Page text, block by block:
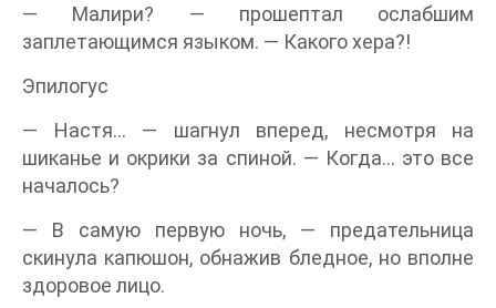
— Малири? — прошептал ослабшим
заплетающимся языком. — Какого хера?!
Эпилогус
— Настя… — шагнул вперед, несмотря на
шиканье и окрики за спиной. — Когда… это все
началось?
— В самую первую ночь, — предательница
скинула капюшон, обнажив бледное, но вполне
здоровое лицо.